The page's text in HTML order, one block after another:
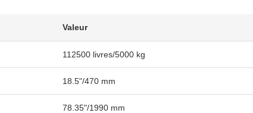
Valeur
112500 livres/5000 kg
18.5"/470 mm
78.35"/1990 mm